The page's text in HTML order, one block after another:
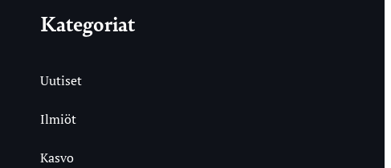
Kategoriat
Uutiset
Ilmiöt
Kasvo